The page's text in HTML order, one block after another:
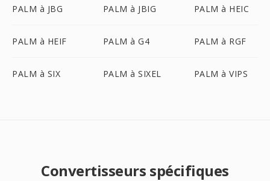
PALM à JBG PALM à JBIG PALM à HEIC
PALM à HEIF PALM à G4 PALM à RGF
PALM à SIX PALM à SIXEL PALM à VIPS
Convertisseurs spécifiques